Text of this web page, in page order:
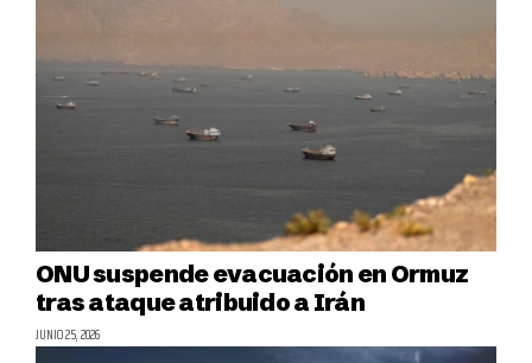
ONU suspende evacuación en Ormuz
tras ataque atribuido a Irán
JUNIO 25, 2026